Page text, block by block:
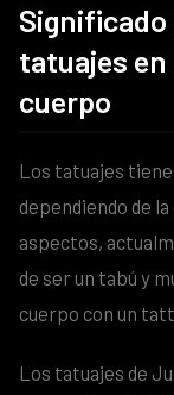
tatuajes
cuerpo
Los tatuajes
dependiendo de
aspectos,
de ser un tabú y
cuerpo con un
Los tatuajes de